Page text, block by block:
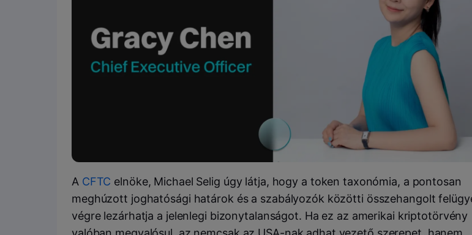
A CFTC elnöke, Michael Selig úgy látja, hogy a token taxonómia, a pontosan
meghúzott joghatósági határok és a szabályozók közötti összehangolt
végre lezárhatja a jelenlegi bizonytalanságot. Ha ez az amerikai kriptotörvény